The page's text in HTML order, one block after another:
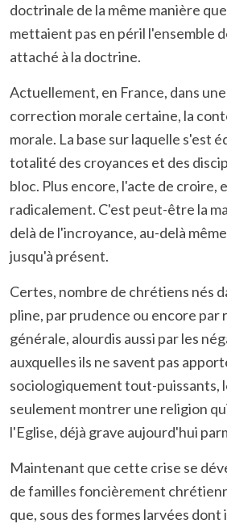
doctrinale de la même manière
mettaient pas en péril l'ensemble
attaché à la doctrine.
Actuellement, en France, dans
correction morale certaine, la
morale. La base sur laquelle s'est
totalité des croyances et des
bloc. Plus encore, l'acte de croire,
radicalement. C'est peut-être la
delà de l'incroyance, au-delà
jusqu'à présent.
Certes, nombre de chrétiens nés
pline, par prudence ou encore
générale, alourdis aussi par les
auxquelles ils ne savent pas
sociologiquement tout-puissants,
seulement montrer une religion
l'Eglise, déjà grave aujourd'hui
Maintenant que cette crise se
de familles foncièrement
que, sous des formes larvées